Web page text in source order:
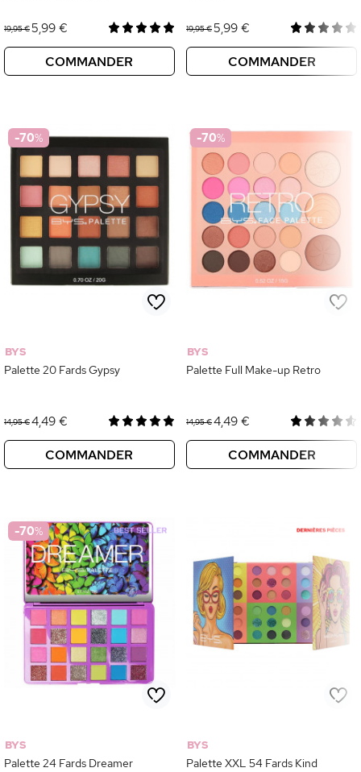
19,95 €5,99 €
COMMANDER
19,95 €5,99 €
COMMANDER
-70%
BYS
Palette 20 Fards Gypsy
14,95 €4,49 €
COMMANDER
-70%
BYS
Palette Full Make-up Retro
14,95 €4,49 €
COMMANDER
-70%
BYS
Palette 24 Fards Dreamer
BYS
Palette XXL 54 Fards Kind